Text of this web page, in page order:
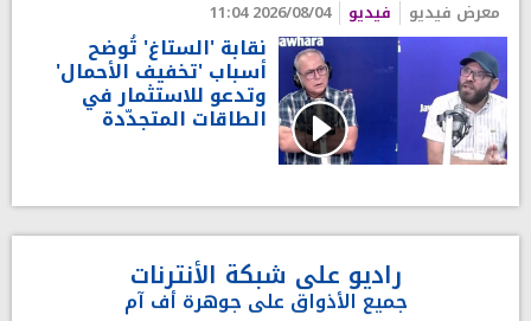
معرض فيديو فيديو 2026/08/04 11:04
نقابة 'الستاغ' تُوضح
أسباب 'تخفيف الأحمال'
وتدعو للاستثمار في
الطاقات المتجدّدة
راديو على شبكة الأنترنات
جميع الأذواق على جوهرة أف آم